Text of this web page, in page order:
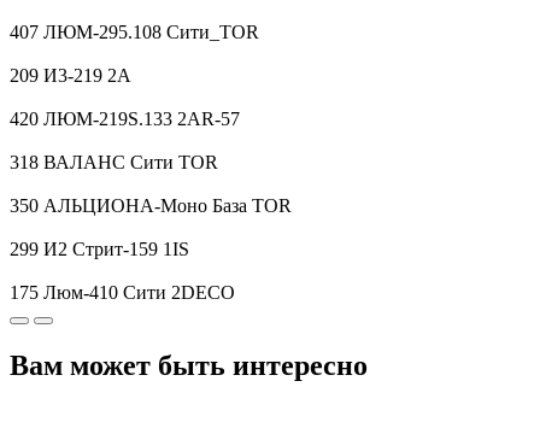
407 ЛЮМ-295.108 Сити_TOR
209 И3-219 2A
420 ЛЮМ-219S.133 2AR-57
318 ВАЛАНС Сити TOR
350 АЛЬЦИОНА-Моно База TOR
299 И2 Стрит-159 1IS
175 Люм-410 Сити 2DECO
Вам может быть интересно